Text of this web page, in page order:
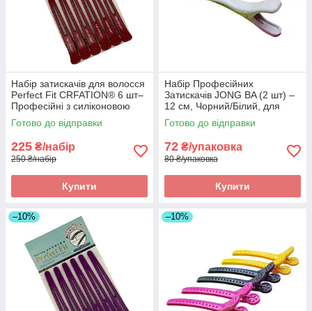
Набір затискачів для волосся
Perfect Fit CRFATION® 6 шт–
Професійні з силіконовою
смужкою проти ковзання та
заломів. Арт 2346
Готово до відправки
225 ₴/набір
250 ₴/набір
Купити
Набір Професійних
Затискачів JONG BA (2 шт) –
12 см, Чорний/Білий, для
стрижки та секціонування.
Арт.: 126797
Готово до відправки
72 ₴/упаковка
80 ₴/упаковка
Купити
–10% –10%